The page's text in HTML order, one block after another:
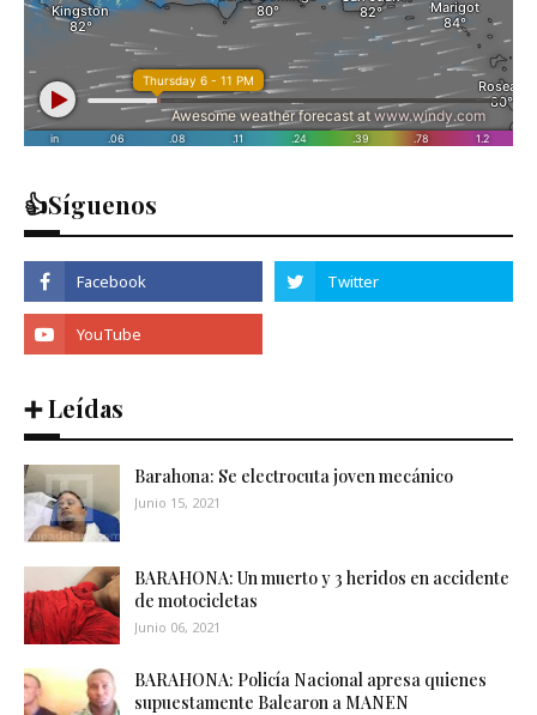
👍Síguenos
➕ Leídas
Barahona: Se electrocuta joven mecánico
Junio 15, 2021
BARAHONA: Un muerto y 3 heridos en accidente
de motocicletas
Junio 06, 2021
BARAHONA: Policía Nacional apresa quienes
supuestamente Balearon a MANEN